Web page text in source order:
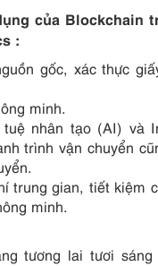
của Blockchain
:
gốc, xác thực
minh.
nhân tạo (AI) và
trình vận chuyển
trung gian, tiết kiệm
minh.
tương lai tươi